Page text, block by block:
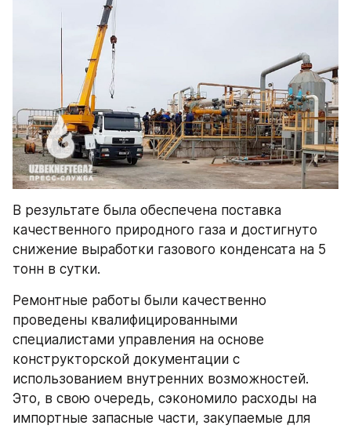
В результате была обеспечена поставка
качественного природного газа и достигнуто
снижение выработки газового конденсата на 5
тонн в сутки.
Ремонтные работы были качественно
проведены квалифицированными
специалистами управления на основе
конструкторской документации с
использованием внутренних возможностей.
Это, в свою очередь, сэкономило расходы на
импортные запасные части, закупаемые для